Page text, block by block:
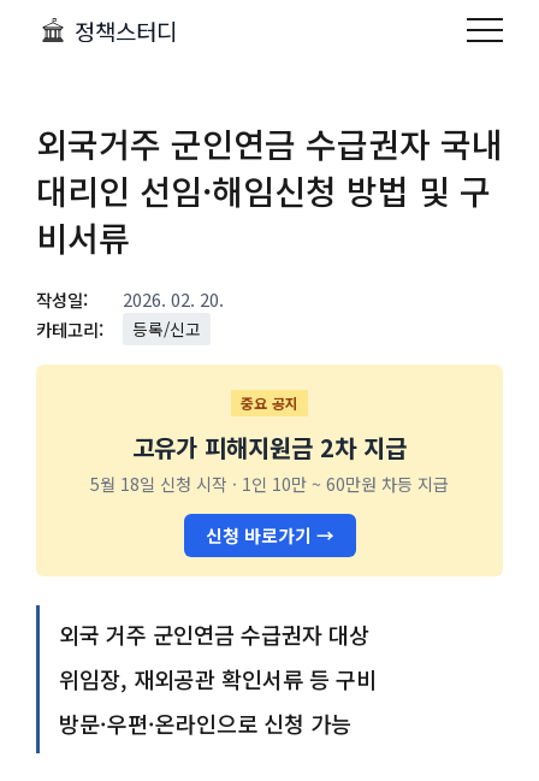
정책스터디
외국거주 군인연금 수급권자 국내
대리인 선임·해임신청 방법 및 구
비서류
작성일:
2026. 02. 20.
카테고리:
등록/신고
중요 공지
고유가 피해지원금 2차 지급
5월 18일 신청 시작 · 1인 10만 ~ 60만원 차등 지급
신청 바로가기 →
외국 거주 군인연금 수급권자 대상
위임장, 재외공관 확인서류 등 구비
방문·우편·온라인으로 신청 가능